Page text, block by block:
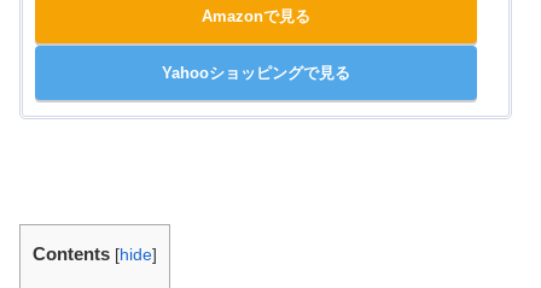
Amazonで見る
Yahooショッピングで見る
Contents [hide]